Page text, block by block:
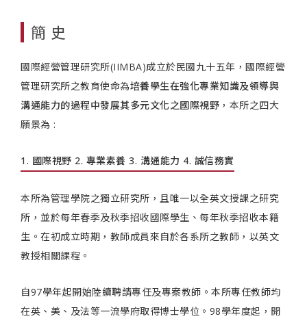
簡 史
國際經營管理研究所(IIMBA)成立於民國九十五年，國際經營
管理研究所之教育使命為培養學生在強化專業知識及領導與
溝通能力的過程中發展其多元文化之國際視野 ，本所之四大
願景為 :
1. 國際視野 2. 專業素養 3. 溝通能力 4. 誠信務實
本所為管理學院之獨立研究所，且唯一以全英文授課之研究
所，並於每年春季及秋季招收國際學生、每年秋季招收本籍
生。在初成立時期，教師成員來自於各系所之教師，以英文
教授相關課程。
自97學年起開始陸續聘請專任及專案教師。本所專任教師均
在英、美、及法等一流學府取得博士學位。98學年度起，開